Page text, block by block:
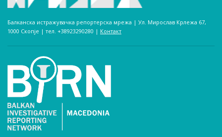
Балканска истражувачка репортерска мрежа | Ул. Мирослав Крлежа 67,
1000 Скопје | тел. +38923290280­ | Контакт